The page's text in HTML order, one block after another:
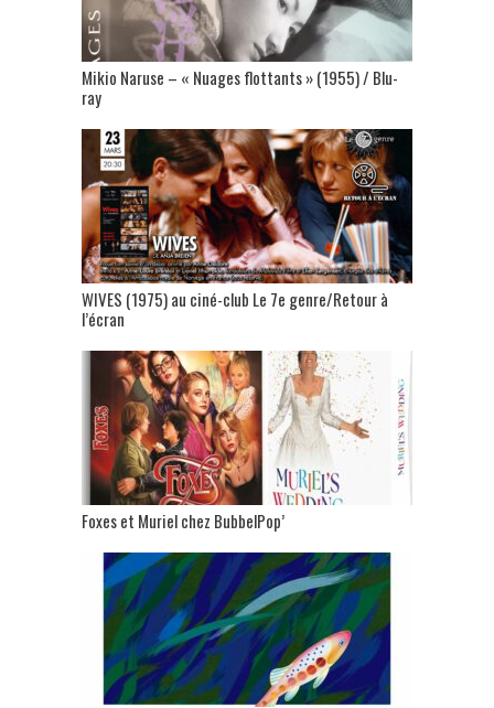
Mikio Naruse – « Nuages flottants » (1955) / Blu-
ray
WIVES (1975) au ciné-club Le 7e genre/Retour à
l’écran
Foxes et Muriel chez BubbelPop’